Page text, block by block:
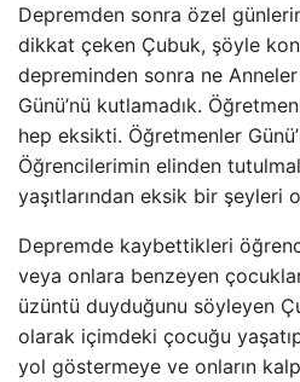
Depremden sonra özel
dikkat çeken Çubuk, şöyle
depreminden sonra ne
Günü’nü kutlamadık.
hep eksikti. Öğretmenler
Öğrencilerimin elinden
yaşıtlarından eksik bir şeyleri
Depremde kaybettikleri
veya onlara benzeyen
üzüntü duyduğunu söyleyen
olarak içimdeki çocuğu
yol göstermeye ve onların